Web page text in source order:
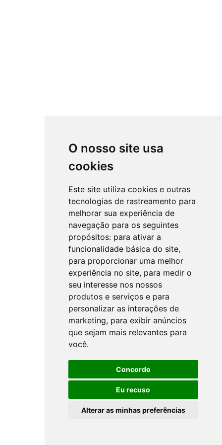
O nosso site usa
cookies
Este site utiliza cookies e outras
tecnologias de rastreamento para
melhorar sua experiência de
navegação para os seguintes
propósitos: para ativar a
funcionalidade básica do site,
para proporcionar uma melhor
experiência no site, para medir o
seu interesse nos nossos
produtos e serviços e para
personalizar as interações de
marketing, para exibir anúncios
que sejam mais relevantes para
você.
Concordo
Eu recuso
Alterar as minhas preferências